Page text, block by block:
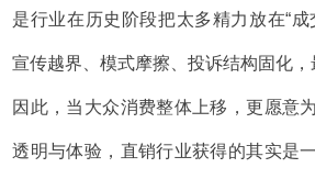
是行业在历史阶段把太多精力放在“
宣传越界、模式摩擦、投诉结构固化，
因此，当大众消费整体上移，更愿意
透明与体验，直销行业获得的其实是